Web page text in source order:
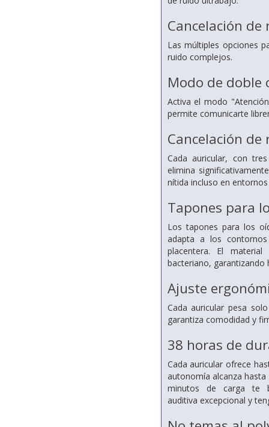
Cancelación
Las múltiples opciones
ruido complejos.
Modo de doble
Activa el modo
permite comunicarte
Cancelación
Cada auricular, con
elimina
nítida incluso en
Tapones para
Los tapones para los
adapta a los
placentera. El material
bacteriano, garantizando
Ajuste
Cada auricular pesa
garantiza comodidad y
38 horas de
Cada auricular ofrece
autonomía alcanza
minutos de carga te
auditiva excepcional y